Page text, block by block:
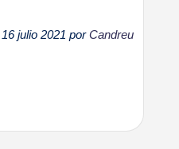
julio 2021 porCandreu